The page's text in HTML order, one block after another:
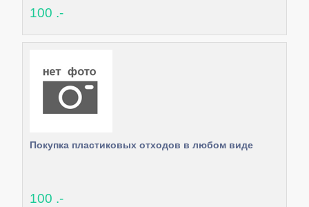
100 .-
Покупка пластиковых отходов в любом виде
100 .-